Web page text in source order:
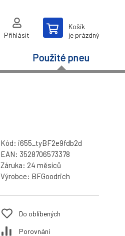
Přihlásit
Košík
je prázdný
Použité pneu
Kód: i655_tyBF2e9fdb2d
EAN: 3528706573378
Záruka: 24 měsíců
Výrobce: BFGoodrich
Do oblíbených
Porovnání